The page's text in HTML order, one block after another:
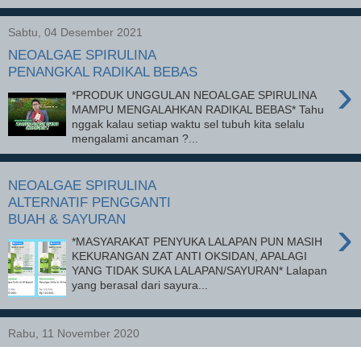
Sabtu, 04 Desember 2021
NEOALGAE SPIRULINA
PENANGKAL RADIKAL BEBAS
›
*PRODUK UNGGULAN NEOALGAE SPIRULINA
MAMPU MENGALAHKAN RADIKAL BEBAS* Tahu
nggak kalau setiap waktu sel tubuh kita selalu
mengalami ancaman ?...
NEOALGAE SPIRULINA
ALTERNATIF PENGGANTI
BUAH & SAYURAN
›
*MASYARAKAT PENYUKA LALAPAN PUN MASIH
KEKURANGAN ZAT ANTI OKSIDAN, APALAGI
YANG TIDAK SUKA LALAPAN/SAYURAN* Lalapan
yang berasal dari sayura...
Rabu, 11 November 2020